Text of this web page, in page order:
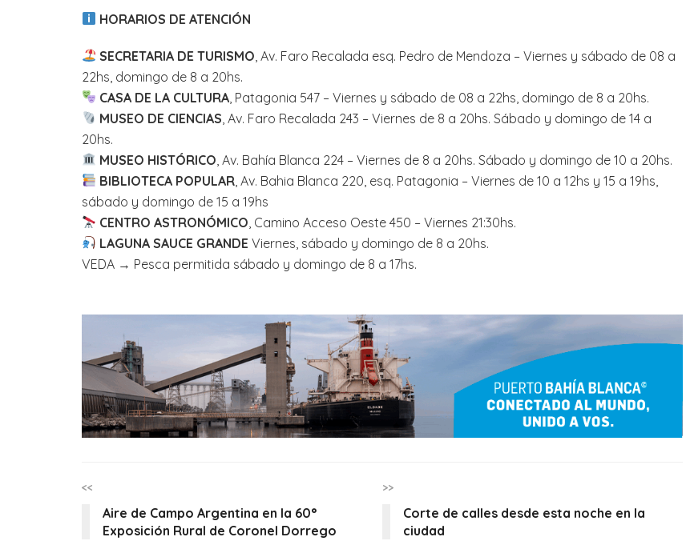
HORARIOS DE ATENCIÓN
SECRETARIA DE TURISMO , Av. Faro Recalada esq. Pedro de Mendoza – Viernes y sábado de 08 a
22hs, domingo de 8 a 20hs.
CASA DE LA CULTURA , Patagonia 547 – Viernes y sábado de 08 a 22hs, domingo de 8 a 20hs.
MUSEO DE CIENCIAS , Av. Faro Recalada 243 – Viernes de 8 a 20hs. Sábado y domingo de 14 a
20hs.
MUSEO HISTÓRICO , Av. Bahía Blanca 224 – Viernes de 8 a 20hs. Sábado y domingo de 10 a 20hs.
BIBLIOTECA POPULAR , Av. Bahia Blanca 220, esq. Patagonia – Viernes de 10 a 12hs y 15 a 19hs,
sábado y domingo de 15 a 19hs
CENTRO ASTRONÓMICO , Camino Acceso Oeste 450 – Viernes 21:30hs.
LAGUNA SAUCE GRANDE Viernes, sábado y domingo de 8 a 20hs.
VEDA → Pesca permitida sábado y domingo de 8 a 17hs.
<<
Aire de Campo Argentina en la 60°
Exposición Rural de Coronel Dorrego
>>
Corte de calles desde esta noche en la
ciudad